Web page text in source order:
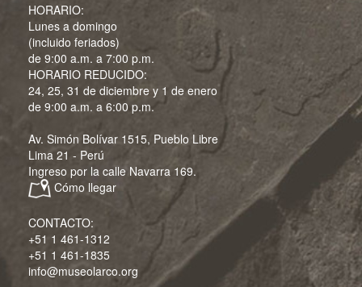
HORARIO:
Lunes a domingo
(incluido feriados)
de 9:00 a.m. a 7:00 p.m.
HORARIO REDUCIDO:
24, 25, 31 de diciembre y 1 de enero
de 9:00 a.m. a 6:00 p.m.
Av. Simón Bolívar 1515, Pueblo Libre
Lima 21 - Perú
Ingreso por la calle Navarra 169.
Cómo llegar
CONTACTO:
+51 1 461-1312
+51 1 461-1835
info@museolarco.org